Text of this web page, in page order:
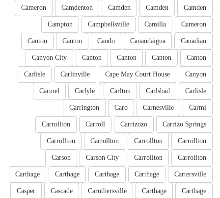
Camden
Camden
Camden
Camdenton
Cameron
Cameron
Camilla
Campbellsville
Campton
Canadian
Canandaigua
Cando
Canton
Canton
Canton
Canton
Canton
Canton
Canyon City
Canyon
Cape May Court House
Carlinville
Carlisle
Carlisle
Carlsbad
Carlton
Carlyle
Carmel
Carmi
Carnesville
Caro
Carrington
Carrizo Springs
Carrizozo
Carroll
Carrollton
Carrollton
Carrollton
Carrollton
Carrollton
Carrollton
Carrollton
Carson City
Carson
Cartersville
Carthage
Carthage
Carthage
Carthage
Carthage
Carthage
Caruthersville
Cascade
Casper